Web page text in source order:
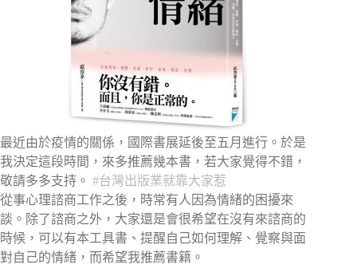
最近由於疫情的關係，國際書展延後至五月進行。於是
我決定這段時間，來多推薦幾本書，若大家覺得不錯，
敬請多多支持。 #台灣出版業就靠大家惹
從事心理諮商工作之後，時常有人因為情緒的困擾來
談。除了諮商之外，大家還是會很希望在沒有來諮商的
時候，可以有本工具書、提醒自己如何理解、覺察與面
對自己的情緒，而希望我推薦書籍。